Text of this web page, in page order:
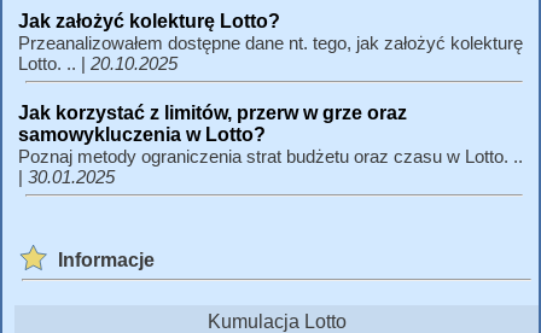
Jak założyć kolekturę Lotto?
Przeanalizowałem dostępne dane nt. tego, jak założyć kolekturę
Lotto. .. | 20.10.2025
Jak korzystać z limitów, przerw w grze oraz
samowykluczenia w Lotto?
Poznaj metody ograniczenia strat budżetu oraz czasu w Lotto. ..
| 30.01.2025
Informacje
Kumulacja Lotto